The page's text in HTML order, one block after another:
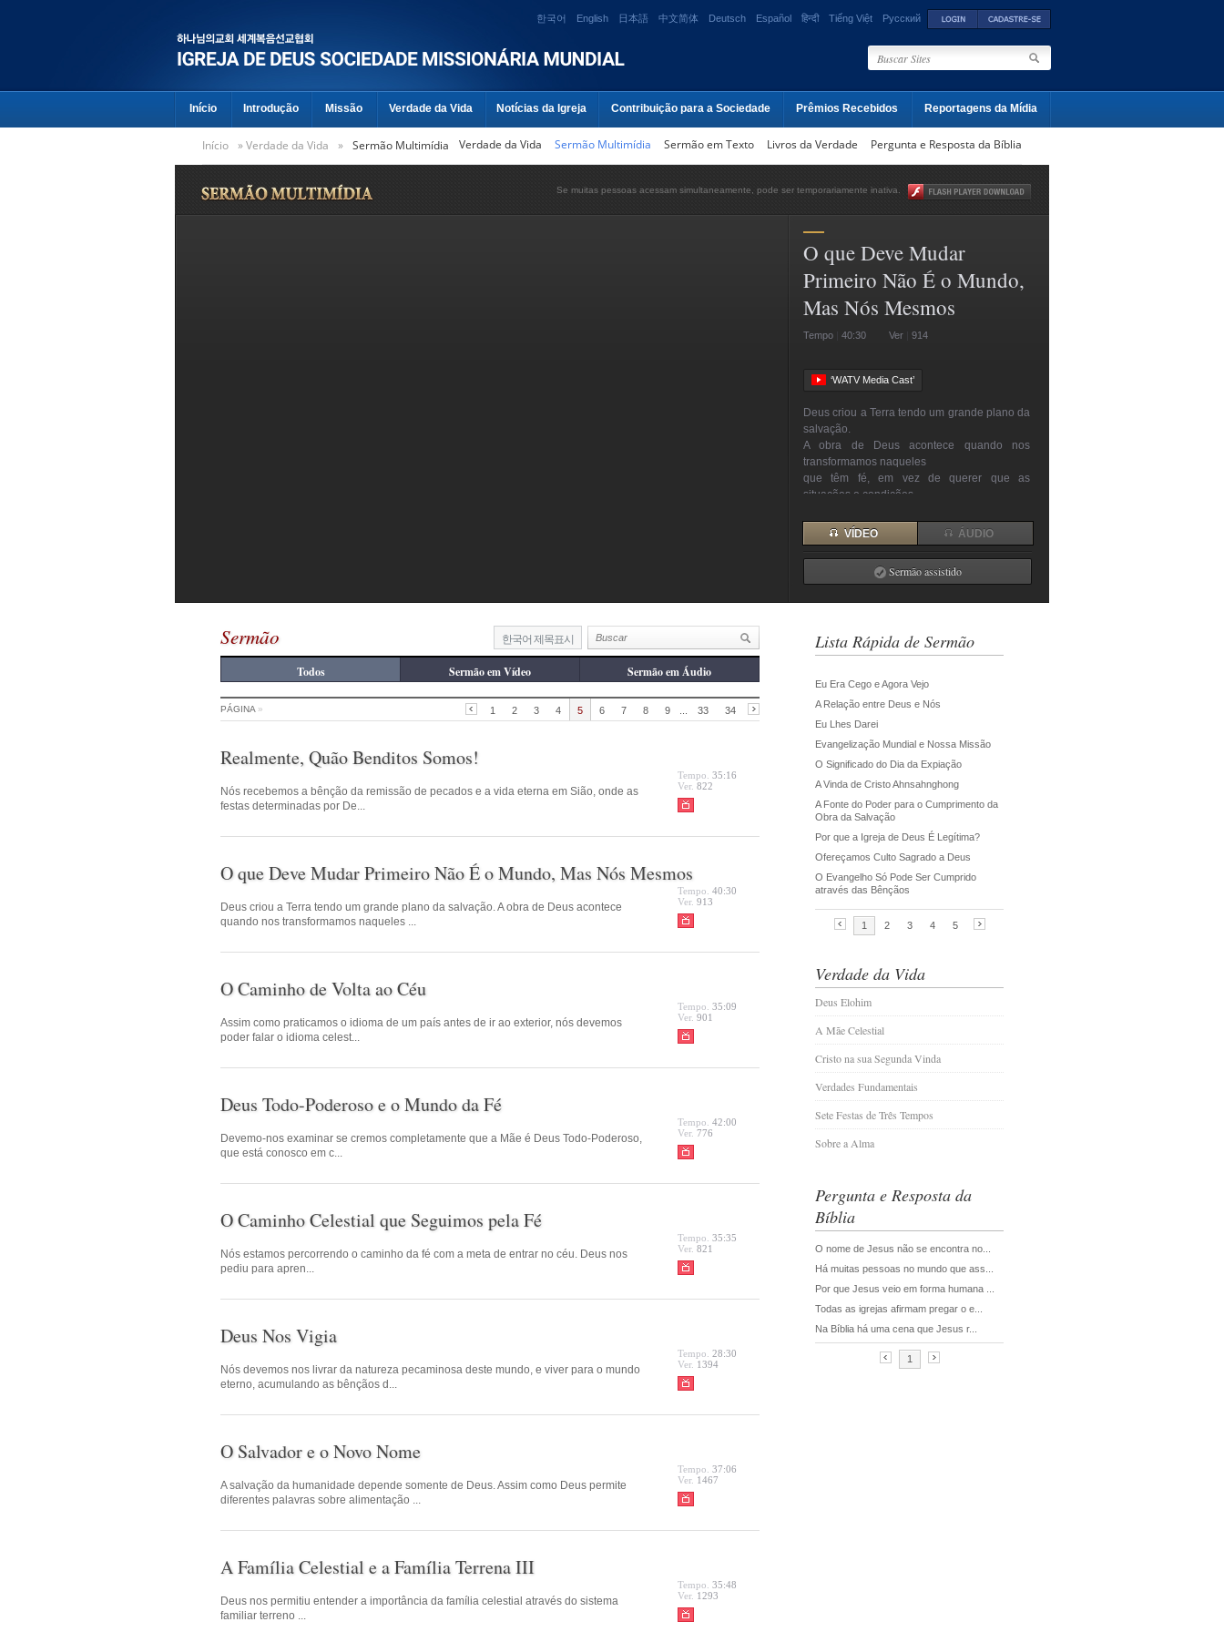
한국어 English 日本語 中文简体 Deutsch Español हिन्दी Tiếng Việt Русский
Início Introdução Missão Verdade da Vida Notícias da Igreja Contribuição para a Sociedade Prêmios Recebidos Reportagens da Mídia
Início »Verdade da Vida » Sermão Multimídia Verdade da Vida Sermão Multimídia Sermão em Texto Livros da Verdade Pergunta e Resposta da Bíblia
Se muitas pessoas acessam simultaneamente, pode ser temporariamente inativa.
Sermão 한국어 제목표시
Todos Sermão em Vídeo Sermão em Áudio
PÁGINA » 1 2 3 4 5 6 7 8 9 33 34
Realmente, Quão Benditos Somos!
Nós recebemos a bênção da remissão de pecados e a vida eterna em Sião, onde as
festas determinadas por De...
Tempo. 35:16
Ver. 822
O que Deve Mudar Primeiro Não É o Mundo, Mas Nós Mesmos
Deus criou a Terra tendo um grande plano da salvação. A obra de Deus acontece
quando nos transformamos naqueles ...
Tempo. 40:30
Ver. 913
O Caminho de Volta ao Céu
Assim como praticamos o idioma de um país antes de ir ao exterior, nós devemos
poder falar o idioma celest...
Tempo. 35:09
Ver. 901
Deus Todo-Poderoso e o Mundo da Fé
Devemo-nos examinar se cremos completamente que a Mãe é Deus Todo-Poderoso,
que está conosco em c...
Tempo. 42:00
Ver. 776
O Caminho Celestial que Seguimos pela Fé
Nós estamos percorrendo o caminho da fé com a meta de entrar no céu. Deus nos
pediu para apren...
Tempo. 35:35
Ver. 821
Deus Nos Vigia
Nós devemos nos livrar da natureza pecaminosa deste mundo, e viver para o mundo
eterno, acumulando as bênçãos d...
Tempo. 28:30
Ver. 1394
O Salvador e o Novo Nome
A salvação da humanidade depende somente de Deus. Assim como Deus permite
diferentes palavras sobre alimentação ...
Tempo. 37:06
Ver. 1467
A Família Celestial e a Família Terrena III
Deus nos permitiu entender a importância da família celestial através do sistema
familiar terreno ...
Tempo. 35:48
Ver. 1293
Verdade da Vida
Deus Elohim
A Mãe Celestial
Cristo na sua Segunda Vinda
Verdades Fundamentais
Sete Festas de Três Tempos
Sobre a Alma